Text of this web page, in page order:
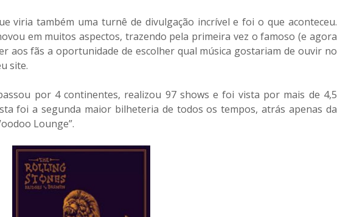
viria também uma turnê de divulgação incrível e foi o que aconteceu.
em muitos aspectos, trazendo pela primeira vez o famoso (e agora
aos fãs a oportunidade de escolher qual música gostariam de ouvir no
site.
por 4 continentes, realizou 97 shows e foi vista por mais de 4,5
foi a segunda maior bilheteria de todos os tempos, atrás apenas da
Lounge”.